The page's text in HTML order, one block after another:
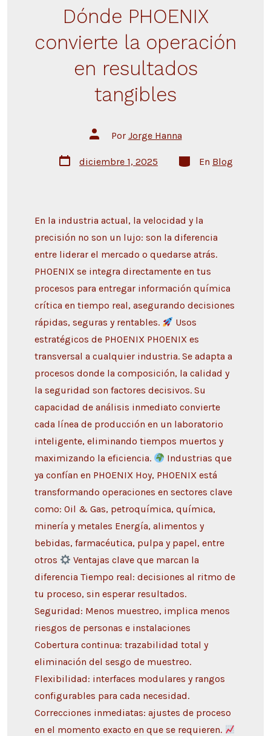
Dónde PHOENIX
convierte la operación
en resultados
tangibles
Por Jorge Hanna
diciembre 1, 2025 En Blog
En la industria actual, la velocidad y la
precisión no son un lujo: son la diferencia
entre liderar el mercado o quedarse atrás.
PHOENIX se integra directamente en tus
procesos para entregar información química
crítica en tiempo real, asegurando decisiones
rápidas, seguras y rentables.
Usos
estratégicos de PHOENIX PHOENIX es
transversal a cualquier industria. Se adapta a
procesos donde la composición, la calidad y
la seguridad son factores decisivos. Su
capacidad de análisis inmediato convierte
cada línea de producción en un laboratorio
inteligente, eliminando tiempos muertos y
maximizando la eficiencia.
Industrias que
ya confían en PHOENIX Hoy, PHOENIX está
transformando operaciones en sectores clave
como: Oil & Gas, petroquímica, química,
minería y metales Energía, alimentos y
bebidas, farmacéutica, pulpa y papel, entre
otros
Ventajas clave que marcan la
diferencia Tiempo real: decisiones al ritmo de
tu proceso, sin esperar resultados.
Seguridad: Menos muestreo, implica menos
riesgos de personas e instalaciones
Cobertura continua: trazabilidad total y
eliminación del sesgo de muestreo.
Flexibilidad: interfaces modulares y rangos
configurables para cada necesidad.
Correcciones inmediatas: ajustes de proceso
en el momento exacto en que se requieren.